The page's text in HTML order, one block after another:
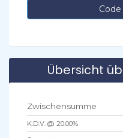
Übersicht
Zwischensumme
K.D.V. @ 20.00%